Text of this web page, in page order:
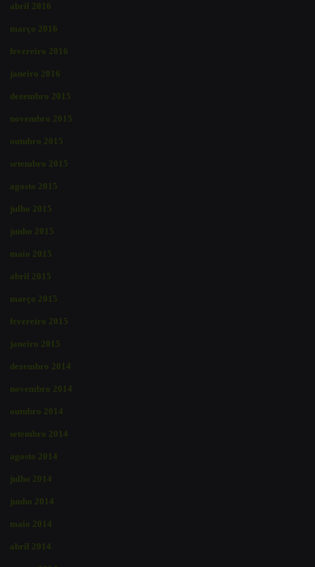
abril 2016
março 2016
fevereiro 2016
janeiro 2016
dezembro 2015
novembro 2015
outubro 2015
setembro 2015
agosto 2015
julho 2015
junho 2015
maio 2015
abril 2015
março 2015
fevereiro 2015
janeiro 2015
dezembro 2014
novembro 2014
outubro 2014
setembro 2014
agosto 2014
julho 2014
junho 2014
maio 2014
abril 2014